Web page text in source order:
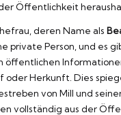
Öffentlichkeit
deren Name als
private Person, und es
öffentlichen
oder Herkunft. Dies
von Mill und
vollständig aus der